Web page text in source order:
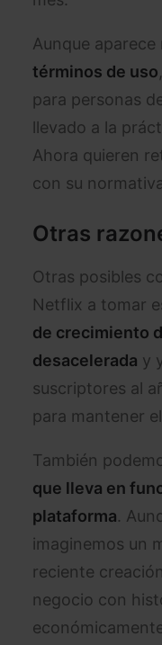
Aunque
términos de uso
para personas
llevado a la
Ahora quieren
con su
Otras
Otras posibles
Netflix a tomar
de crecimiento
desacelerada y
suscriptores al
para mantener
También
que lleva en
plataforma.
imaginemos un
reciente
negocio con